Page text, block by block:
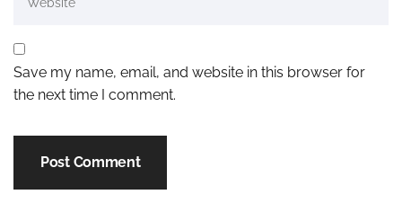
Save my name, email, and website in this browser for
the next time I comment.